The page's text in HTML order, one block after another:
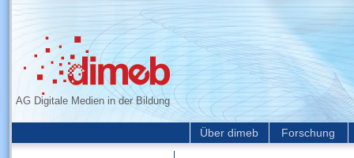
AG Digitale Medien in der Bildung
Über dimeb Forschung